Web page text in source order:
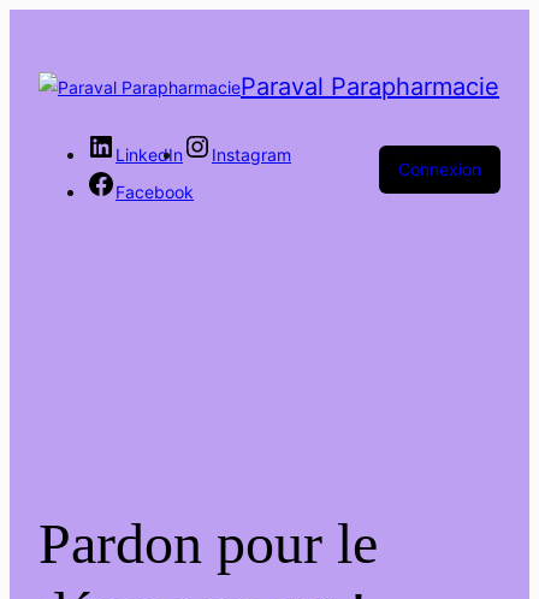
Paraval Parapharmacie
LinkedIn
Instagram
Facebook
Connexion
Pardon pour le